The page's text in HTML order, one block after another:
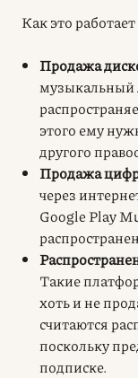
Как это
Продажа
музыкальный
этого ему
другого
Продажа
через
Google Play
Такие
хоть и не
считаются
поскольку
подписке.